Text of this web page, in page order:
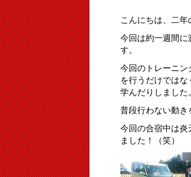
こんにちは、二年
今回は約一週間に
す。
今回のトレーニ
を行うだけでは
学んだりしました
普段行わない動き
今回の合宿中は
ました！（笑）